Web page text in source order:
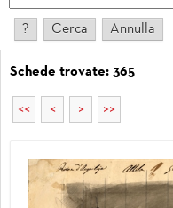
Schede trovate: 365
<< < > >>